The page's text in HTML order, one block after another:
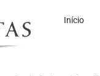
Início